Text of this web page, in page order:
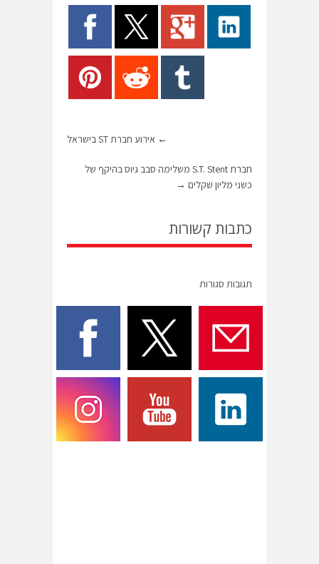
← אירוע חברת ST בישראל
חברת S.T. Stent משלימה סבב גיוס בהיקף של
כשני מליון שקלים →
כתבות קשורות
תגובות סגורות